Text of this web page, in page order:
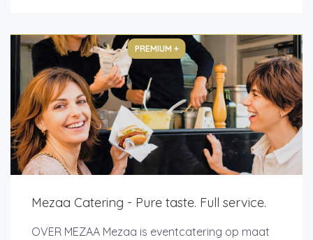
PREMIUM +
Mezaa Catering - Pure taste. Full service.
OVER MEZAA Mezaa is eventcatering op maat